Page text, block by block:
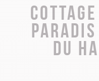
Cottage
Paradis
du